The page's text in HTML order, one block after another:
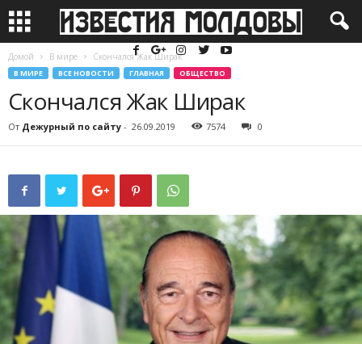
Домой В мире Скончался Жак Ширак
В МИРЕ ВСЕ НОВОСТИ ГЛАВНАЯ ОБЩЕСТВО
Скончался Жак Ширак
От Дежурный по сайту - 26.09.2019 7574 0